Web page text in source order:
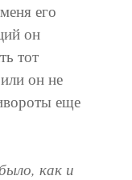
его
он
тот
он не
еще
как и